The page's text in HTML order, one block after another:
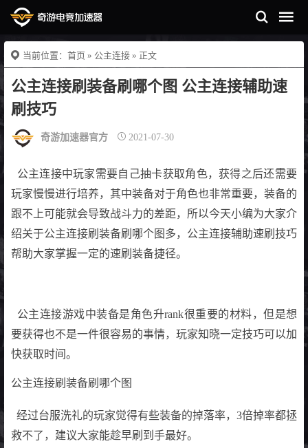
当前位置： 首页 » 公主连接 » 正文
公主连接刷装备刷哪个图 公主连接辅助速
刷技巧
奇游加速器官方 2021-07-30
公主连接中玩家需要自己抽卡获取角色，获得之后还需要
玩家慢慢进行培养，其中装备对于角色也非常重要，装备的
跟不上可能就会导致战斗力的差距，所以今天小编为大家介
绍关于公主连接刷装备刷哪个图多，公主连接辅助速刷技巧
帮助大家掌握一定的速刷装备捷径。
公主连接游戏中装备是角色升rank很重要的材料，但是想
要获得也不是一件很容易的事情，玩家知晓一定技巧可以加
快获取时间。
公主连接刷装备刷哪个图
经过台服洗礼的玩家觉得有些装备的掉落率，3倍掉率都拯
救不了，建议大家能趁早刷到手最好。